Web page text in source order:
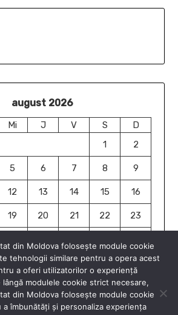
august 2026
Mi J V S
D
1
2
5 6 7 8 9
12 13 14 15 16
19 20 21 22 23
« iun.
din Moldova folosește module cookie
tehnologii similare pentru a opera acest
a oferi utilizatorilor o experiență
lângă modulele cookie strict necesare,
din Moldova folosește module cookie
îmbunătăți și personaliza experiența